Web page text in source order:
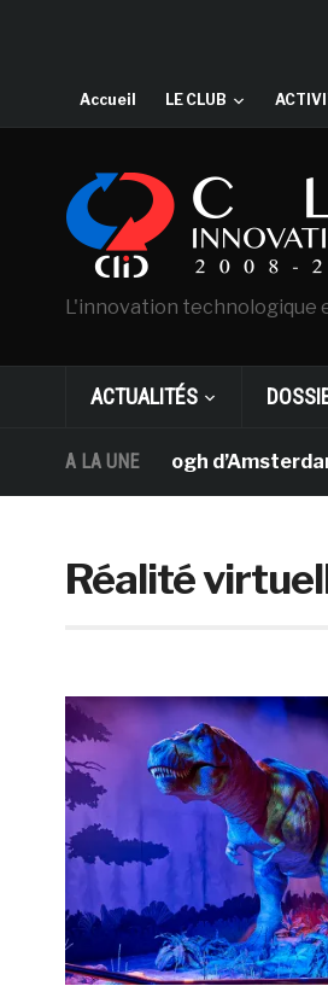
Accueil LE CLUB
L'innovation technologique
ACTUALITÉS
A LA UNE
Van Gogh d’Amsterdam et
Réalité